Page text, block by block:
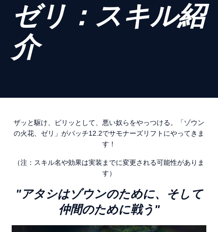
ゼリ：スキル紹
介
ザッと駆け、ビリッとして、悪い奴らをやっつける。「ゾウン
の火花、ゼリ」がパッチ12.2でサモナーズリフトにやってきま
す！
（注：スキル名や効果は実装までに変更される可能性がありま
す）
"アタシはゾウンのために、そして
仲間のために戦う"